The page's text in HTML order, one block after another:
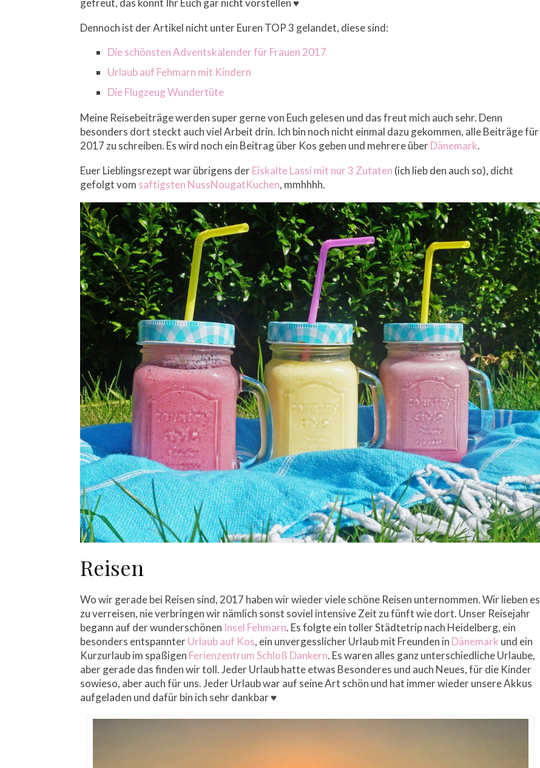
gefreut, das könnt Ihr Euch gar nicht vorstellen ♥
Dennoch ist der Artikel nicht unter Euren TOP 3 gelandet, diese sind:
Die schönsten Adventskalender für Frauen 2017
Urlaub auf Fehmarn mit Kindern
Die Flugzeug Wundertüte
Meine Reisebeiträge werden super gerne von Euch gelesen und das freut mich auch sehr. Denn
besonders dort steckt auch viel Arbeit drin. Ich bin noch nicht einmal dazu gekommen, alle Beiträge für
2017 zu schreiben. Es wird noch ein Beitrag über Kos geben und mehrere überDänemark.
Euer Lieblingsrezept war übrigens derEiskalte Lassi mit nur 3 Zutaten (ich lieb den auch so), dicht
gefolgt vom saftigsten NussNougatKuchen, mmhhhh.
Reisen
Wo wir gerade bei Reisen sind, 2017 haben wir wieder viele schöne Reisen unternommen. Wir lieben es
zu verreisen, nie verbringen wir nämlich sonst soviel intensive Zeit zu fünft wie dort. Unser Reisejahr
begann auf der wunderschönen Insel Fehmarn. Es folgte ein toller Städtetrip nach Heidelberg, ein
besonders entspannterUrlaub auf Kos, ein unvergesslicher Urlaub mit Freunden in Dänemark und ein
Kurzurlaub im spaßigen Ferienzentrum Schloß Dankern. Es waren alles ganz unterschiedliche Urlaube,
aber gerade das finden wir toll. Jeder Urlaub hatte etwas Besonderes und auch Neues, für die Kinder
sowieso, aber auch für uns. Jeder Urlaub war auf seine Art schön und hat immer wieder unsere Akkus
aufgeladen und dafür bin ich sehr dankbar ♥